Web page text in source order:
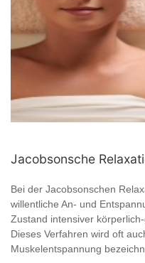
Jacobsonsche
Bei der Jacobsonschen
willentliche An- und
Zustand intensiver
Dieses Verfahren wird oft
Muskelentspannung